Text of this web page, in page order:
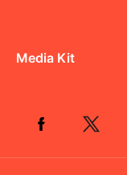
Media Kit